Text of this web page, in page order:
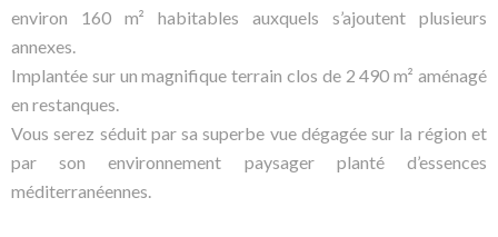
environ 160 m² habitables auxquels s’ajoutent plusieurs
annexes.
Implantée sur un magnifique terrain clos de 2 490 m² aménagé
en restanques.
Vous serez séduit par sa superbe vue dégagée sur la région et
par son environnement paysager planté d’essences
méditerranéennes.